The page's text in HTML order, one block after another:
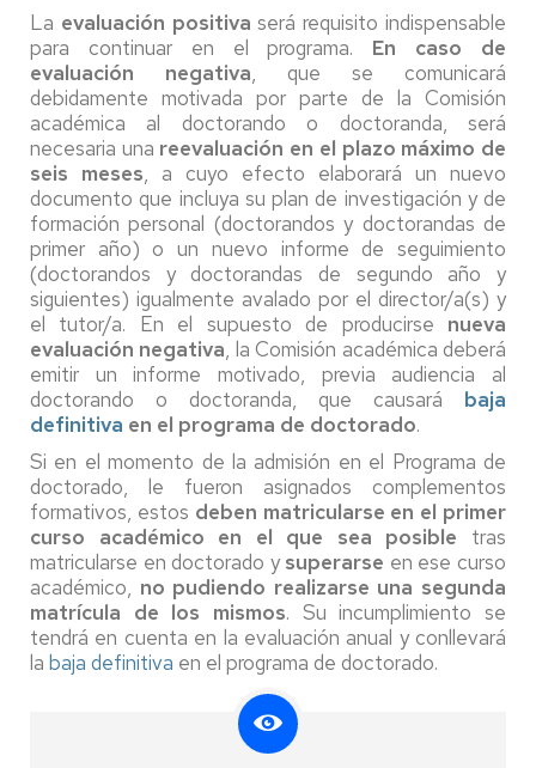
La evaluación positiva será requisito indispensable
para continuar en el programa. En caso de
evaluación negativa, que se comunicará
debidamente motivada por parte de la Comisión
académica al doctorando o doctoranda, será
necesaria una reevaluación en el plazo máximo de
seis meses, a cuyo efecto elaborará un nuevo
documento que incluya su plan de investigación y de
formación personal (doctorandos y doctorandas de
primer año) o un nuevo informe de seguimiento
(doctorandos y doctorandas de segundo año y
siguientes) igualmente avalado por el director/a(s) y
el tutor/a. En el supuesto de producirse nueva
evaluación negativa, la Comisión académica deberá
emitir un informe motivado, previa audiencia al
doctorando o doctoranda, que causará baja
definitiva en el programa de doctorado.
Si en el momento de la admisión en el Programa de
doctorado, le fueron asignados complementos
formativos, estos deben matricularse en el primer
curso académico en el que sea posible tras
matricularse en doctorado y superarse en ese curso
académico, no pudiendo realizarse una segunda
matrícula de los mismos. Su incumplimiento se
tendrá en cuenta en la evaluación anual y conllevará
la baja definitiva en el programa de doctorado.